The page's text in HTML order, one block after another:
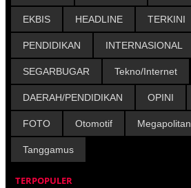
EKBIS HEADLINE TERKINI
PENDIDIKAN INTERNASIONAL
SEGARBUGAR Tekno/Internet
DAERAH/PENDIDIKAN OPINI
FOTO Otomotif Megapolitan
Tanggamus
TERPOPULER